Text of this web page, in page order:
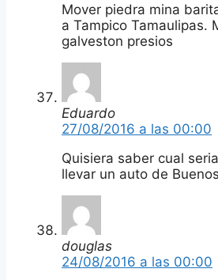
Mover piedra mina
a Tampico Tamaulipas.
galveston presios
Eduardo
27/08/2016 a las 00:00
Quisiera saber cual
llevar un auto de
douglas
24/08/2016 a las 00:00